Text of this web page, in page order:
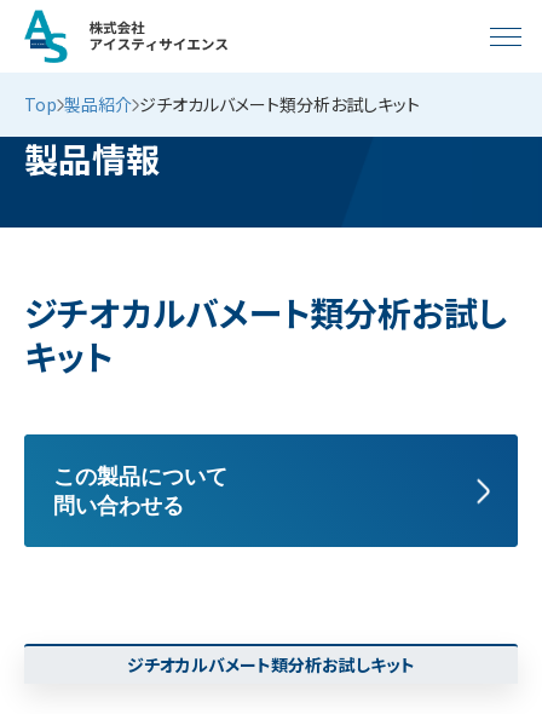
Top 製品紹介 ジチオカルバメート類分析お試しキット
製品情報
ジチオカルバメート類分析お試しキット
ジチオカルバメート類分析お試し
キット
この製品について
問い合わせる